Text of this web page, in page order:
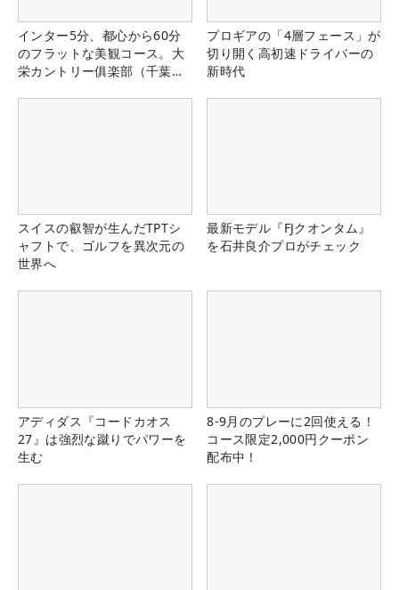
インター5分、都心から60分
のフラットな美観コース。大
栄カントリー俱楽部（千葉
プロギアの「4層フェース」が
切り開く高初速ドライバーの
新時代
スイスの叡智が生んだTPTシ
ャフトで、ゴルフを異次元の
世界へ
最新モデル『FJクオンタム』
を石井良介プロがチェック
アディダス『コードカオス
27』は強烈な蹴りでパワーを
生む
8-9月のプレーに2回使える！
コース限定2,000円クーポン
配布中！